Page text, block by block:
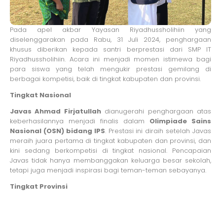
Pada apel akbar Yayasan Riyadhussholihiin yang
diselenggarakan pada Rabu, 31 Juli 2024, penghargaan
khusus diberikan kepada santri berprestasi dari SMP IT
Riyadhussholihiin. Acara ini menjadi momen istimewa bagi
para siswa yang telah mengukir prestasi gemilang di
berbagai kompetisi, baik di tingkat kabupaten dan provinsi.
Tingkat Nasional
Javas Ahmad Firjatullahdianugerahi penghargaan atas
keberhasilannya menjadi finalis dalam Olimpiade Sains
Nasional (OSN) bidang IPS. Prestasi ini diraih setelah Javas
meraih juara pertama di tingkat kabupaten dan provinsi, dan
kini sedang berkompetisi di tingkat nasional. Pencapaian
Javas tidak hanya membanggakan keluarga besar sekolah,
tetapi juga menjadi inspirasi bagi teman-teman sebayanya.
Tingkat Provinsi